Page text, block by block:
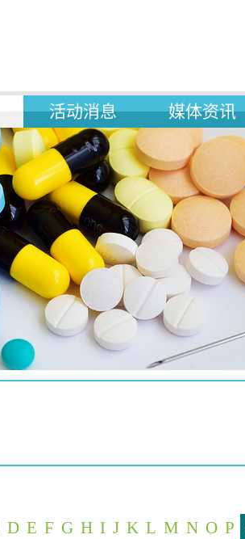
活动消息 媒体资讯
D E F G H I J K L M N O P